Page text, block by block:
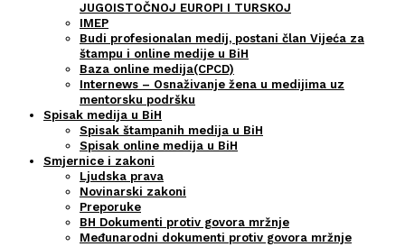
JUGOISTOČNOJ EUROPI I TURSKOJ
IMEP
Budi profesionalan medij, postani član Vijeća za
štampu i online medije u BiH
Baza online medija(CPCD)
Internews – Osnaživanje žena u medijima uz
mentorsku podršku
Spisak medija u BiH
Spisak štampanih medija u BiH
Spisak online medija u BiH
Smjernice i zakoni
Ljudska prava
Novinarski zakoni
Preporuke
BH Dokumenti protiv govora mržnje
Međunarodni dokumenti protiv govora mržnje